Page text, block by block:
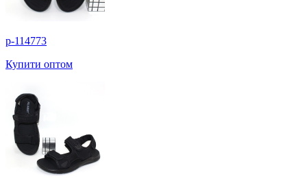
p-114773
Купити оптом